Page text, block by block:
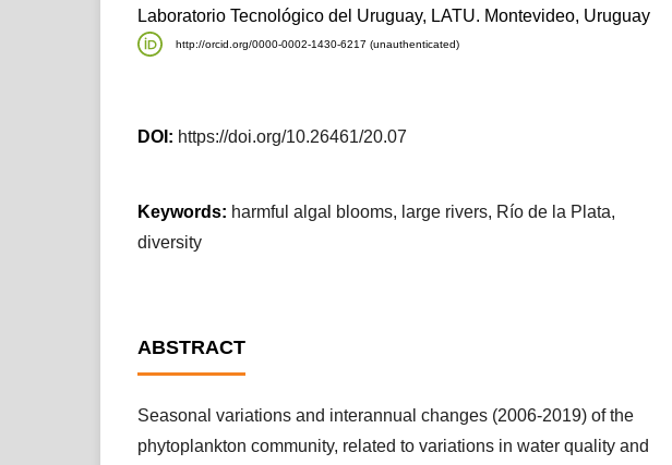
Laboratorio Tecnológico del Uruguay, LATU. Montevideo, Uruguay
http://orcid.org/0000-0002-1430-6217 (unauthenticated)
DOI: https://doi.org/10.26461/20.07
Keywords: harmful algal blooms, large rivers, Río de la Plata,
diversity
ABSTRACT
Seasonal variations and interannual changes (2006-2019) of the
phytoplankton community, related to variations in water quality and